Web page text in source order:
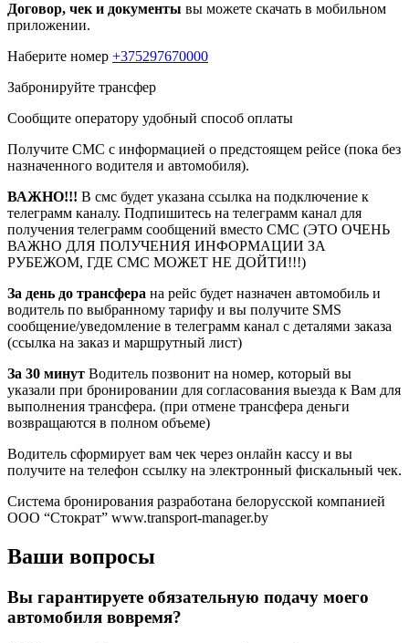
Договор, чек и документы вы можете скачать в мобильном
приложении.
Наберите номер +375297670000
Забронируйте трансфер
Сообщите оператору удобный способ оплаты
Получите СМС с информацией о предстоящем рейсе (пока без
назначенного водителя и автомобиля).
ВАЖНО!!! В смс будет указана ссылка на подключение к
телеграмм каналу. Подпишитесь на телеграмм канал для
получения телеграмм сообщений вместо СМС (ЭТО ОЧЕНЬ
ВАЖНО ДЛЯ ПОЛУЧЕНИЯ ИНФОРМАЦИИ ЗА
РУБЕЖОМ, ГДЕ СМС МОЖЕТ НЕ ДОЙТИ!!!)
За день до трансфера на рейс будет назначен автомобиль и
водитель по выбранному тарифу и вы получите SMS
сообщение/уведомление в телеграмм канал с деталями заказа
(ссылка на заказ и маршрутный лист)
За 30 минут Водитель позвонит на номер, который вы
указали при бронировании для согласования выезда к Вам для
выполнения трансфера. (при отмене трансфера деньги
возвращаются в полном объеме)
Водитель сформирует вам чек через онлайн кассу и вы
получите на телефон ссылку на электронный фискальный чек.
Система бронирования разработана белорусской компанией
ООО “Стократ” www.transport-manager.by
Ваши вопросы
Вы гарантируете обязательную подачу моего
автомобиля вовремя?